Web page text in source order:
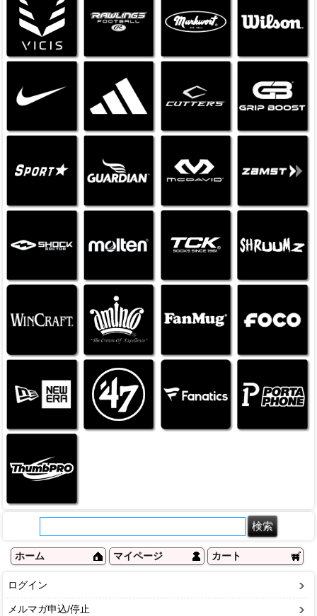
ホーム マイページ カート
ログイン
メルマガ申込/停止